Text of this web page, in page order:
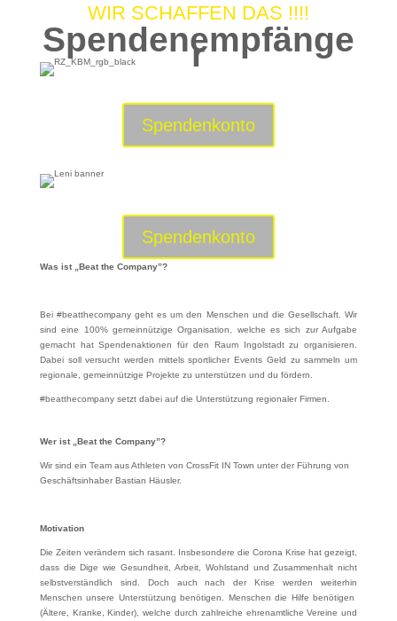
WIR SCHAFFEN DAS !!!!
Spendenempfänge
r
Spendenkonto
Spendenkonto
Was ist „Beat the Company”?
Bei #beatthecompany geht es um den Menschen und die Gesellschaft. Wir
sind eine 100% gemeinnützige Organisation, welche es sich zur Aufgabe
gemacht hat Spendenaktionen für den Raum Ingolstadt zu organisieren.
Dabei soll versucht werden mittels sportlicher Events Geld zu sammeln um
regionale, gemeinnützige Projekte zu unterstützen und du fördern.
#beatthecompany setzt dabei auf die Unterstützung regionaler Firmen.
Wer ist „Beat the Company”?
Wir sind ein Team aus Athleten von CrossFit IN Town unter der Führung von
Geschäftsinhaber Bastian Häusler.
Motivation
Die Zeiten verändern sich rasant. Insbesondere die Corona Krise hat gezeigt,
dass die Dige wie Gesundheit, Arbeit, Wohlstand und Zusammenhalt nicht
selbstverständlich sind. Doch auch nach der Krise werden weiterhin
Menschen unsere Unterstützung benötigen. Menschen die Hilfe benötigen
(Ältere, Kranke, Kinder), welche durch zahlreiche ehrenamtliche Vereine und